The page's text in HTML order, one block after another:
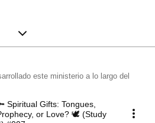
este ministerio a lo largo del
Spiritual Gifts: Tongues,
or Love? 🕊️ (Study